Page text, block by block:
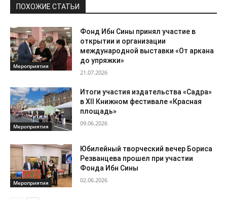
ПОХОЖИЕ СТАТЬИ
Мероприятия
Фонд Ибн Сины принял участие в
открытии и организации
международной выставки «От аркана
до упряжки»
21.07.2026
Мероприятия
Итоги участия издательства «Садра»
в XII Книжном фестивале «Красная
площадь»
09.06.2026
Мероприятия
Юбилейный творческий вечер Бориса
Резванцева прошел при участии
Фонда Ибн Сины
02.06.2026